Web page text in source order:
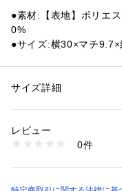
●素材:【表地】ポリエ
0%
●サイズ:横30×マチ9.7×
●フロントのポケット
●ボードショーツと合わ
●柔らかくスエードの
性別：メンズ
商品番号：
10903574201 （ショップ）
サイズ詳細
レビュー
0件